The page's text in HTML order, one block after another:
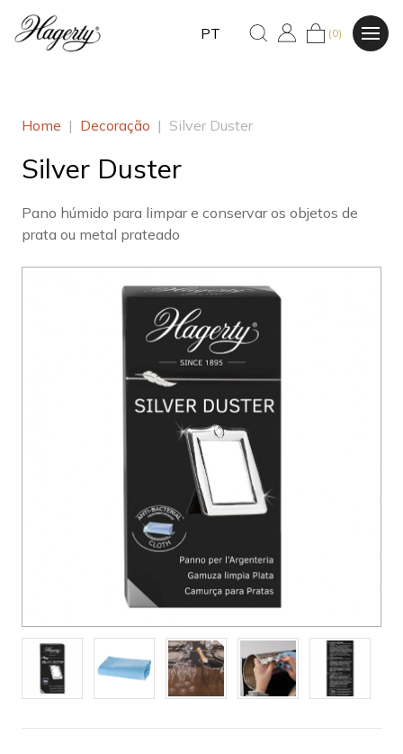
PT (0)
Home | Decoração | Silver Duster
Silver Duster
Pano húmido para limpar e conservar os objetos de
prata ou metal prateado